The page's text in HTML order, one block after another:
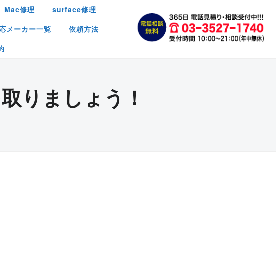
Mac修理
surface修理
メーカー一覧
依頼方法
りましょう！